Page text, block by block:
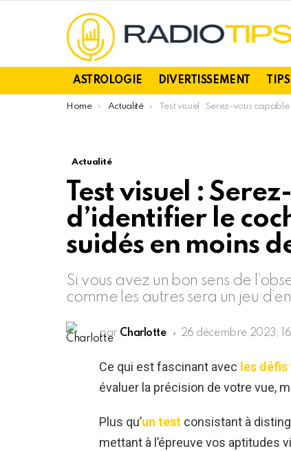
ASTROLOGIE DIVERTISSEMENT
You are here:
Home Actualité Test visuel : Serez-vous capable d’identifier le cochon différent des autres suidés en moins de
Actualité
Test visuel :
d’identifier le
suidés en moins
Si vous avez un bon sens de
comme les autres sera un jeu
par Charlotte 26 décembre 2023,
Ce qui est fascinant avec les
évaluer la précision de votre vue,
Plus qu’un test consistant à
mettant à l’épreuve vos aptitudes